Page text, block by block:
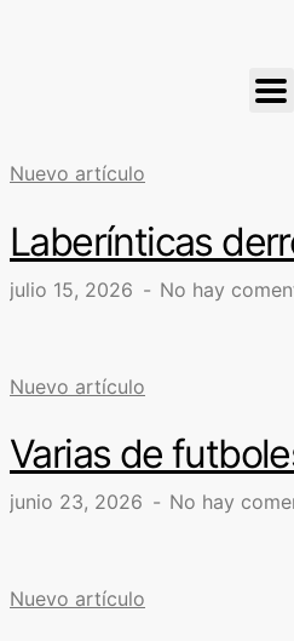
Nuevo artículo
Laberínticas
julio 15, 2026 No hay
Nuevo artículo
Varias de
junio 23, 2026 No hay
Nuevo artículo